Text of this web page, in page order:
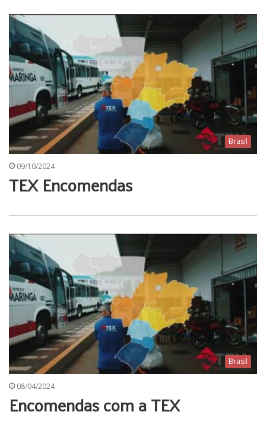
Brasil
09/10/2024
TEX Encomendas
Brasil
08/04/2024
Encomendas com a TEX